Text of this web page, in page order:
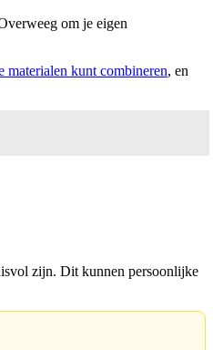
om je eigen
materialen kunt combineren, en
zijn. Dit kunnen persoonlijke